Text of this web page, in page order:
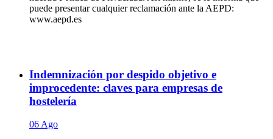
puede presentar cualquier reclamación ante la AEPD:
www.aepd.es
Indemnización por despido objetivo e
improcedente: claves para empresas de
hostelería
06 Ago